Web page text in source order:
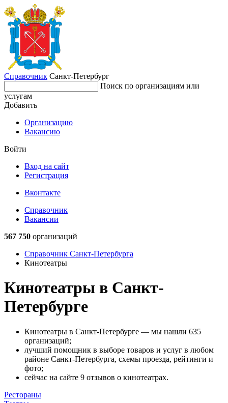
Справочник Санкт-Петербург
Поиск по организациям или
услугам
Добавить
Организацию
Вакансию
Войти
Вход на сайт
Регистрация
Вконтакте
Справочник
Вакансии
567 750 организаций
Справочник Санкт-Петербурга
Кинотеатры
Кинотеатры в Санкт-
Петербурге
Кинотеатры в Санкт-Петербурге — мы нашли 635
организаций;
лучший помощник в выборе товаров и услуг в любом
районе Санкт-Петербурга, схемы проезда, рейтинги и
фото;
сейчас на сайте 9 отзывов о кинотеатрах.
Рестораны